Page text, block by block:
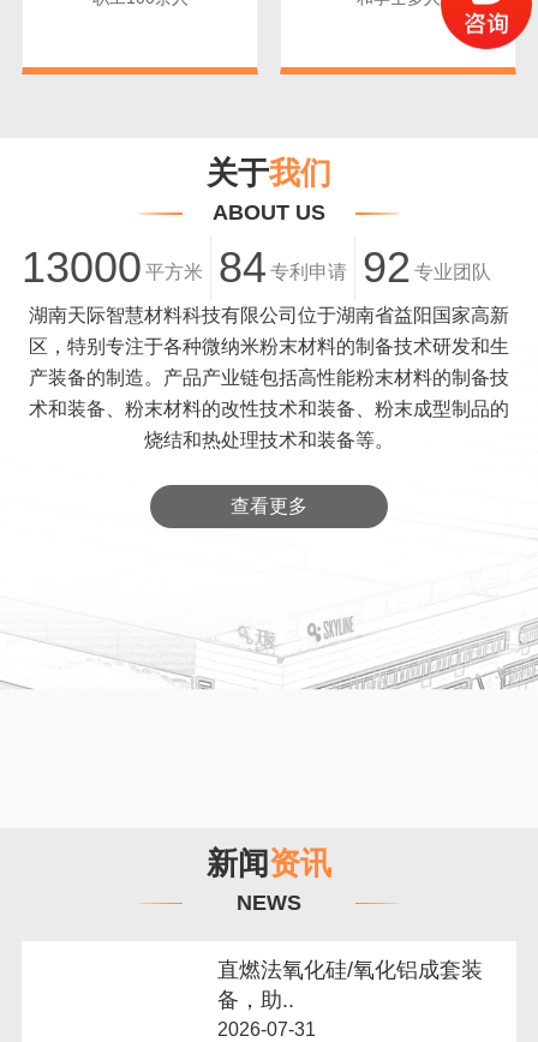
关于我们
ABOUT US
13000 平方米 84 专利申请 92 专业团队
湖南天际智慧材料科技有限公司位于湖南省益阳国家高新
区，特别专注于各种微纳米粉末材料的制备技术研发和生
产装备的制造。产品产业链包括高性能粉末材料的制备技
术和装备、粉末材料的改性技术和装备、粉末成型制品的
烧结和热处理技术和装备等。
查看更多
新闻资讯
NEWS
直燃法氧化硅/氧化铝成套装
备，助..
2026-07-31